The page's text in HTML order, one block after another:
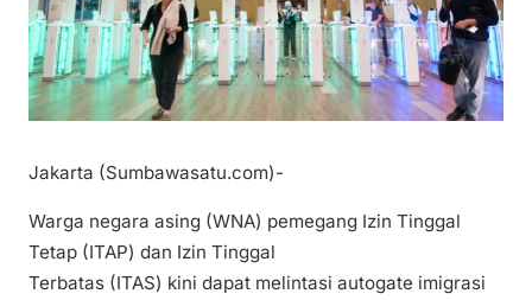
Jakarta (Sumbawasatu.com)-
Warga negara asing (WNA) pemegang Izin Tinggal
Tetap (ITAP) dan Izin Tinggal
Terbatas (ITAS) kini dapat melintasi autogate imigrasi